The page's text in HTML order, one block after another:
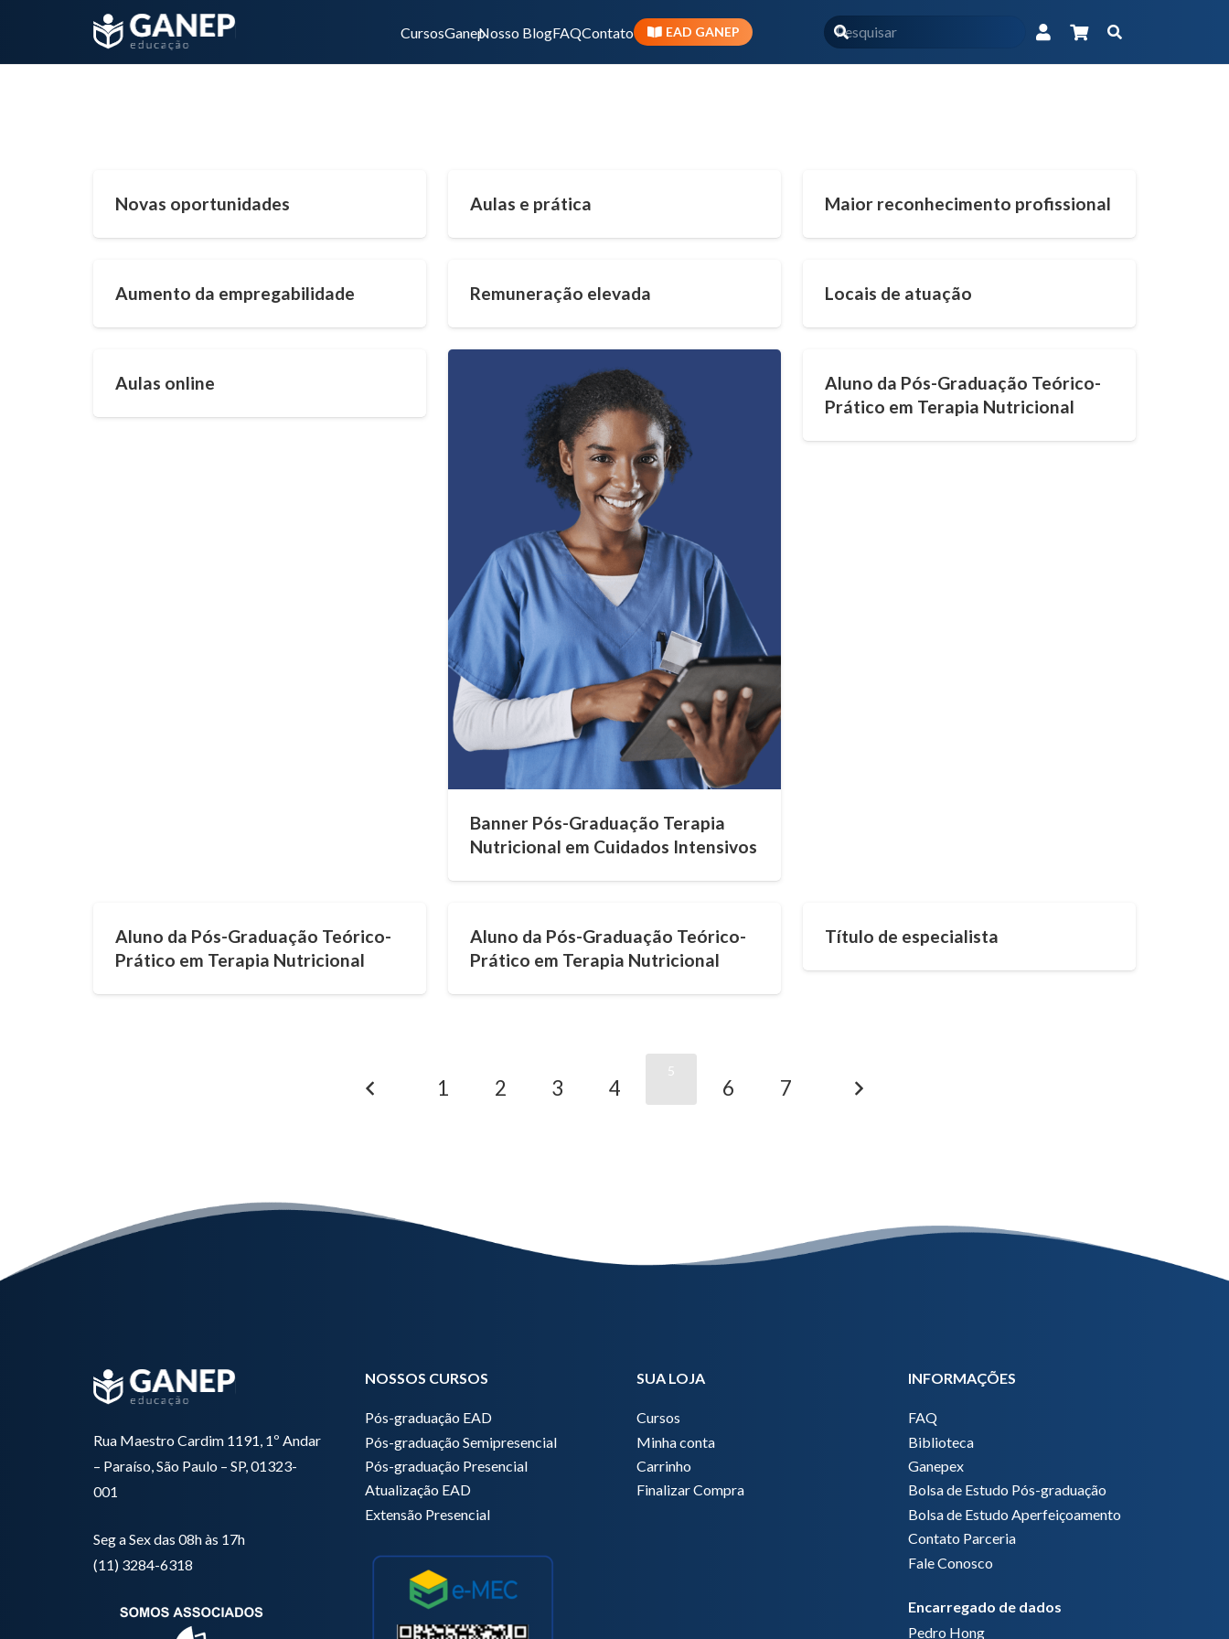
CursosGanepNosso BlogFAQContato EAD GANEP
Novas oportunidades Aulas e prática Maior reconhecimento profissional
Aumento da empregabilidade Remuneração elevada Locais de atuação
Aulas online
Banner Pós-Graduação Terapia
Nutricional em Cuidados Intensivos
Aluno da Pós-Graduação Teórico-
Prático em Terapia Nutricional
Aluno da Pós-Graduação Teórico-
Prático em Terapia Nutricional
Aluno da Pós-Graduação Teórico-
Prático em Terapia Nutricional
Título de especialista
1 2 3 4
5
6 7
Rua Maestro Cardim 1191, 1º Andar
– Paraíso, São Paulo – SP, 01323-
001
Seg a Sex das 08h às 17h
(11) 3284-6318
NOSSOS CURSOS
Pós-graduação EAD
Pós-graduação Semipresencial
Pós-graduação Presencial
Atualização EAD
Extensão Presencial
SUA LOJA
Cursos
Minha conta
Carrinho
Finalizar Compra
INFORMAÇÕES
FAQ
Biblioteca
Ganepex
Bolsa de Estudo Pós-graduação
Bolsa de Estudo Aperfeiçoamento
Contato Parceria
Fale Conosco
Encarregado de dados
Pedro Hong